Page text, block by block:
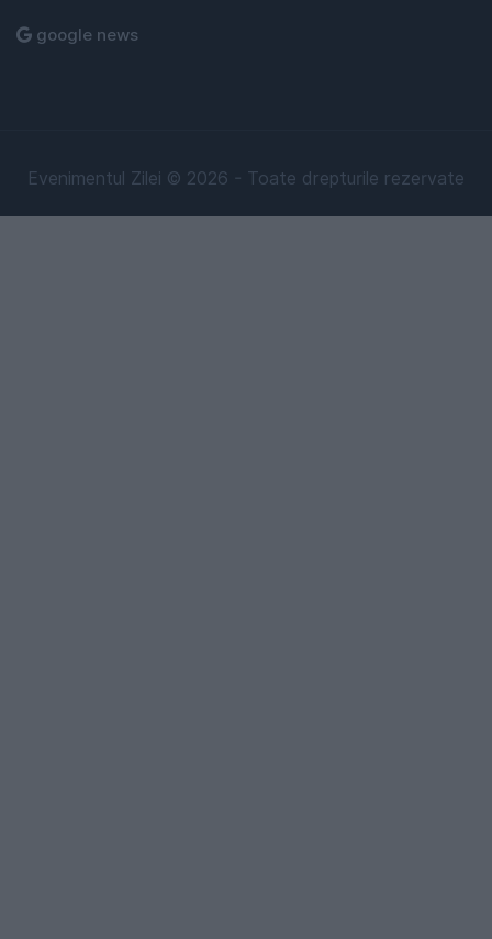
google news
Evenimentul Zilei © 2026 - Toate drepturile rezervate